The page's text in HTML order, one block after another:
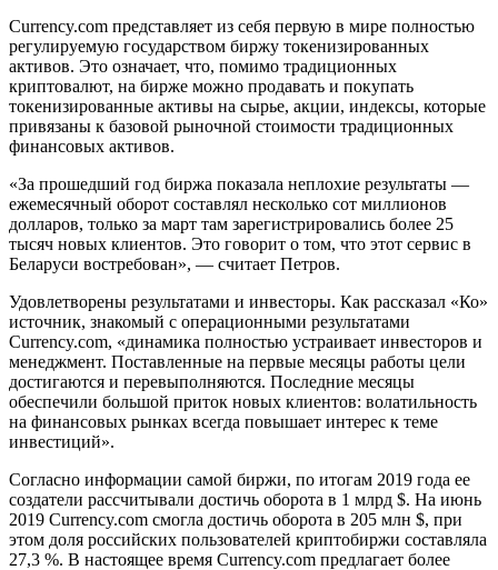
Currency.com представляет из себя первую в мире полностью
регулируемую государством биржу токенизированных
активов. Это означает, что, помимо традиционных
криптовалют, на бирже можно продавать и покупать
токенизированные активы на сырье, акции, индексы, которые
привязаны к базовой рыночной стоимости традиционных
финансовых активов.
«За прошедший год биржа показала неплохие результаты —
ежемесячный оборот составлял несколько сот миллионов
долларов, только за март там зарегистрировались более 25
тысяч новых клиентов. Это говорит о том, что этот сервис в
Беларуси востребован», — считает Петров.
Удовлетворены результатами и инвесторы. Как рассказал «Ко»
источник, знакомый с операционными результатами
Currency.com, «динамика полностью устраивает инвесторов и
менеджмент. Поставленные на первые месяцы работы цели
достигаются и перевыполняются. Последние месяцы
обеспечили большой приток новых клиентов: волатильность
на финансовых рынках всегда повышает интерес к теме
инвестиций».
Согласно информации самой биржи, по итогам 2019 года ее
создатели рассчитывали достичь оборота в 1 млрд $. На июнь
2019 Currency.com смогла достичь оборота в 205 млн $, при
этом доля российских пользователей криптобиржи составляла
27,3 %. В настоящее время Currency.com предлагает более